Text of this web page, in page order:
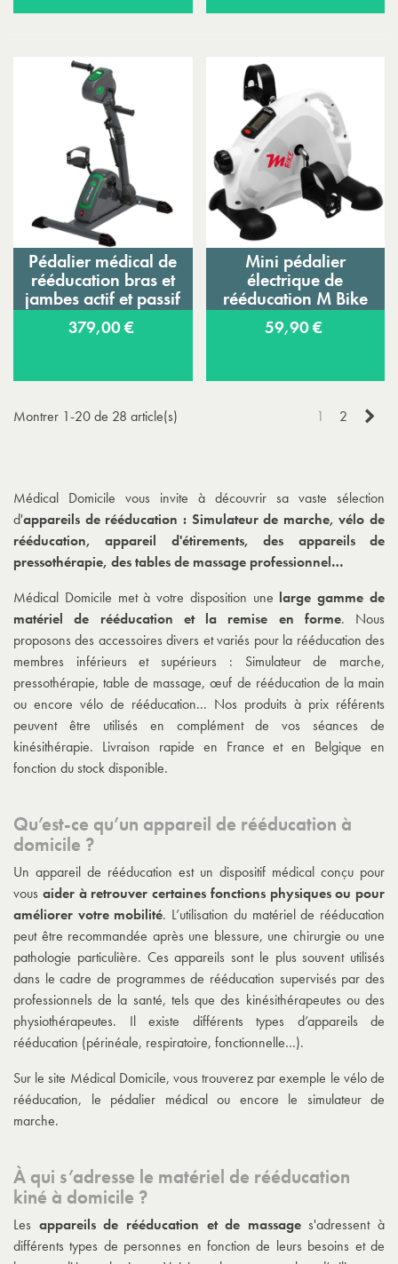
Pédalier médical de
rééducation bras et
jambes actif et passif
Happy Legs
379,00 €
Mini pédalier
électrique de
rééducation M Bike
Care Fitness
59,90 €
Montrer 1-20 de 28 article(s) 1 2
Médical Domicile vous invite à découvrir sa vaste sélection
d'appareils de rééducation : Simulateur de marche, vélo de
rééducation, appareil d'étirements, des appareils de
pressothérapie, destables de massage professionnel…
Médical Domicile met à votre disposition une large gamme de
matériel de rééducation et la remise en forme. Nous
proposons des accessoires divers et variés pour la rééducation des
membres inférieurs et supérieurs : Simulateur de marche,
pressothérapie, table de massage, œuf de rééducation de la main
ou encore vélo de rééducation... Nos produits à prix référents
peuvent être utilisés en complément de vos séances de
kinésithérapie. Livraison rapide en France et en Belgique en
fonction du stock disponible.
Qu’est-ce qu’un appareil de rééducation à
domicile ?
Un appareil de rééducation est un dispositif médical conçu pour
vous aider à retrouver certaines fonctions physiques ou pour
améliorer votre mobilité. L’utilisation du matériel de rééducation
peut être recommandée après une blessure, une chirurgie ou une
pathologie particulière. Ces appareils sont le plus souvent utilisés
dans le cadre de programmes de rééducation supervisés par des
professionnels de la santé, tels que des kinésithérapeutes ou des
physiothérapeutes. Il existe différents types d’appareils de
rééducation (périnéale, respiratoire, fonctionnelle…).
Sur le site Médical Domicile, vous trouverez par exemple le vélo de
rééducation, le pédalier médical ou encore le simulateur de
marche.
À qui s’adresse le matériel de rééducation
kiné à domicile ?
Les appareils de rééducation et de massages'adressent à
différents types de personnes en fonction de leurs besoins et de